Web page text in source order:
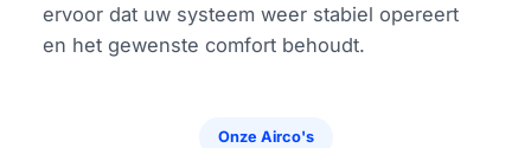
ervoor dat uw systeem weer stabiel opereert
en het gewenste comfort behoudt.
Onze Airco's